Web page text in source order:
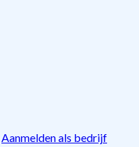
Aanmelden als bedrijf